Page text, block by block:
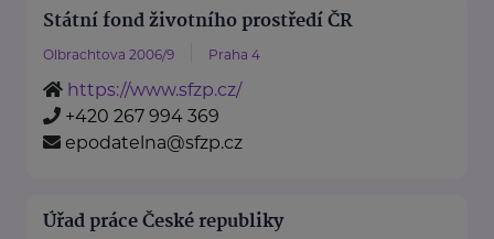
Státní fond životního prostředí ČR
Olbrachtova 2006/9 Praha 4
https://www.sfzp.cz/
+420 267 994 369
epodatelna@sfzp.cz
Úřad práce České republiky